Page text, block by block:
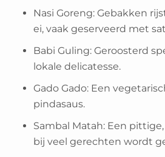
Nasi Goreng: Gebakken
ei, vaak geserveerd met
Babi Guling: Geroosterd
lokale delicatesse.
Gado Gado: Een
pindasaus.
Sambal Matah: Een
bij veel gerechten wordt